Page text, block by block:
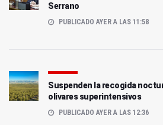
Serrano
PUBLICADO AYER A LAS 11:58
Suspenden la recogida
olivares superintensivos
PUBLICADO AYER A LAS 12:36